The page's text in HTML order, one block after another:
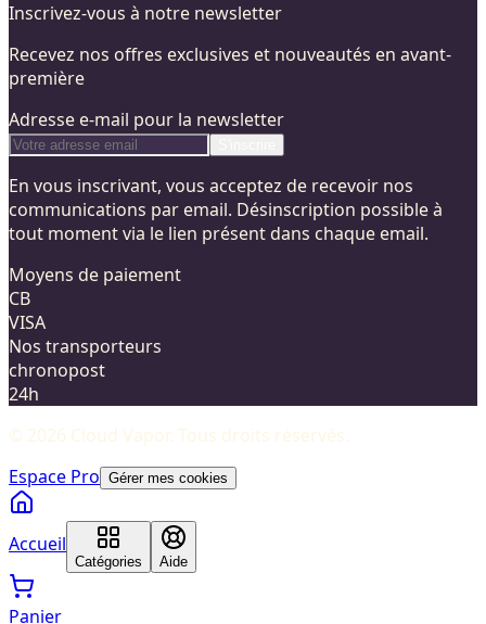
Inscrivez-vous à notre newsletter
Recevez nos offres exclusives et nouveautés en avant-
première
Adresse e-mail pour la newsletter
En vous inscrivant, vous acceptez de recevoir nos
communications par email. Désinscription possible à
tout moment via le lien présent dans chaque email.
Moyens de paiement
CB
VISA
Nos transporteurs
chronopost
24h
© 2026 Cloud Vapor. Tous droits réservés.
Espace Pro Gérer mes cookies
Accueil
Catégories Aide
Panier